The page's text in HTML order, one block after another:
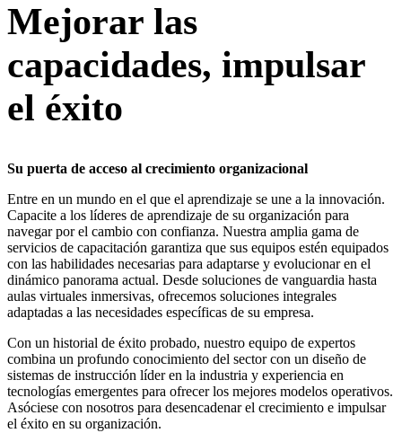
Mejorar las
capacidades, impulsar
el éxito
Su puerta de acceso al crecimiento organizacional
Entre en un mundo en el que el aprendizaje se une a la innovación.
Capacite a los líderes de aprendizaje de su organización para
navegar por el cambio con confianza. Nuestra amplia gama de
servicios de capacitación garantiza que sus equipos estén equipados
con las habilidades necesarias para adaptarse y evolucionar en el
dinámico panorama actual. Desde soluciones de vanguardia hasta
aulas virtuales inmersivas, ofrecemos soluciones integrales
adaptadas a las necesidades específicas de su empresa.
Con un historial de éxito probado, nuestro equipo de expertos
combina un profundo conocimiento del sector con un diseño de
sistemas de instrucción líder en la industria y experiencia en
tecnologías emergentes para ofrecer los mejores modelos operativos.
Asóciese con nosotros para desencadenar el crecimiento e impulsar
el éxito en su organización.